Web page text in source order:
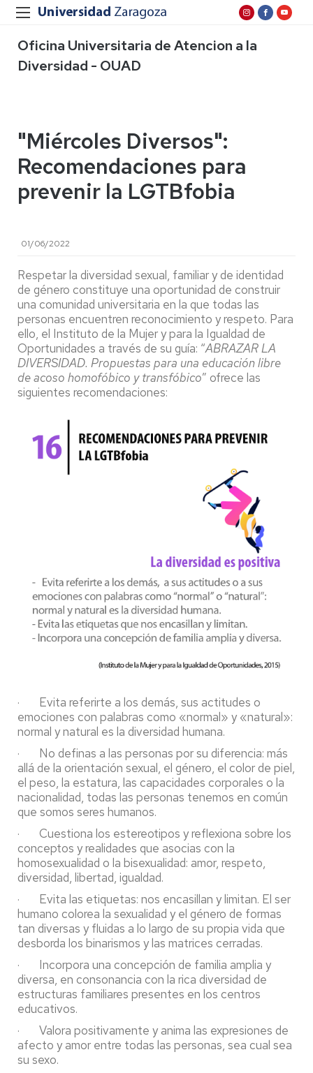
Oficina Universitaria de Atencion a la
Diversidad - OUAD
"Miércoles Diversos":
Recomendaciones para
prevenir la LGTBfobia
01/06/2022
Respetar la diversidad sexual, familiar y de identidad
de género constituye una oportunidad de construir
una comunidad universitaria en la que todas las
personas encuentren reconocimiento y respeto. Para
ello, el Instituto de la Mujer y para la Igualdad de
Oportunidades a través de su guía: “ABRAZAR LA
DIVERSIDAD. Propuestas para una educación libre
de acoso homofóbico y transfóbico” ofrece las
siguientes recomendaciones:
· Evita referirte a los demás, sus actitudes o
emociones con palabras como «normal» y «natural»:
normal y natural es la diversidad humana.
· No definas a las personas por su diferencia: más
allá de la orientación sexual, el género, el color de piel,
el peso, la estatura, las capacidades corporales o la
nacionalidad, todas las personas tenemos en común
que somos seres humanos.
· Cuestiona los estereotipos y reflexiona sobre los
conceptos y realidades que asocias con la
homosexualidad o la bisexualidad: amor, respeto,
diversidad, libertad, igualdad.
· Evita las etiquetas: nos encasillan y limitan. El ser
humano colorea la sexualidad y el género de formas
tan diversas y fluidas a lo largo de su propia vida que
desborda los binarismos y las matrices cerradas.
· Incorpora una concepción de familia amplia y
diversa, en consonancia con la rica diversidad de
estructuras familiares presentes en los centros
educativos.
· Valora positivamente y anima las expresiones de
afecto y amor entre todas las personas, sea cual sea
su sexo.